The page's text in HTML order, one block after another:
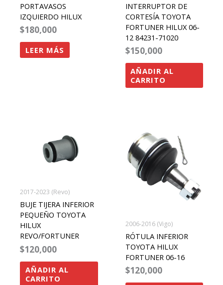
PORTAVASOS
IZQUIERDO HILUX
$180,000
LEER MÁS
INTERRUPTOR DE
CORTESÍA TOYOTA
FORTUNER HILUX 06-
12 84231-71020
$150,000
AÑADIR AL
CARRITO
2017-2023 (Revo)
BUJE TIJERA INFERIOR
PEQUEÑO TOYOTA
HILUX
REVO/FORTUNER
$120,000
AÑADIR AL
CARRITO
2006-2016 (Vigo)
RÓTULA INFERIOR
TOYOTA HILUX
FORTUNER 06-16
$120,000